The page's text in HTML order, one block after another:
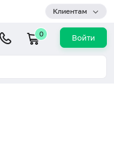
Клиентам
0 Войти